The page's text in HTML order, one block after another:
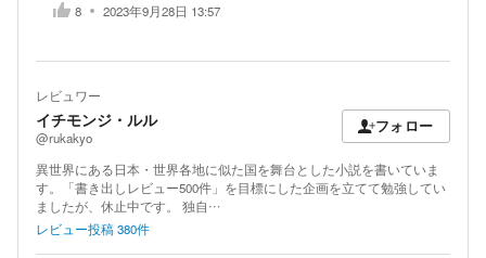
8 2023年9月28日 13:57
レビュワー
イチモンジ・ルル
@rukakyo
フォロー
異世界にある日本・世界各地に似た国を舞台とした小説を書いていま
す。「書き出しレビュー500件」を目標にした企画を立てて勉強してい
ましたが、休止中です。 独自…
レビュー投稿380件